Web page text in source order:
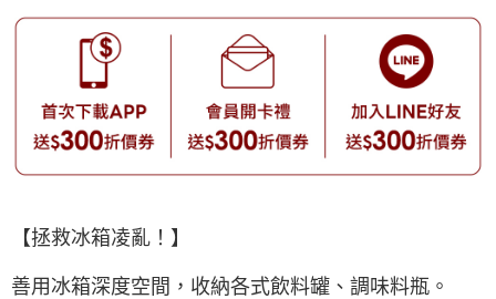
【拯救冰箱凌亂！】
善用冰箱深度空間，收納各式飲料罐、調味料瓶。